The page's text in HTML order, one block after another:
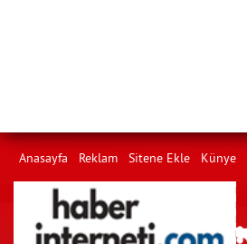
Anasayfa Reklam Sitene Ekle Künye